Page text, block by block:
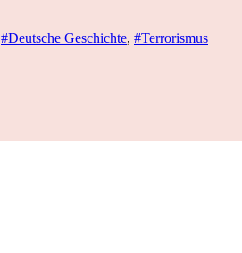
#Deutsche Geschichte, #Terrorismus